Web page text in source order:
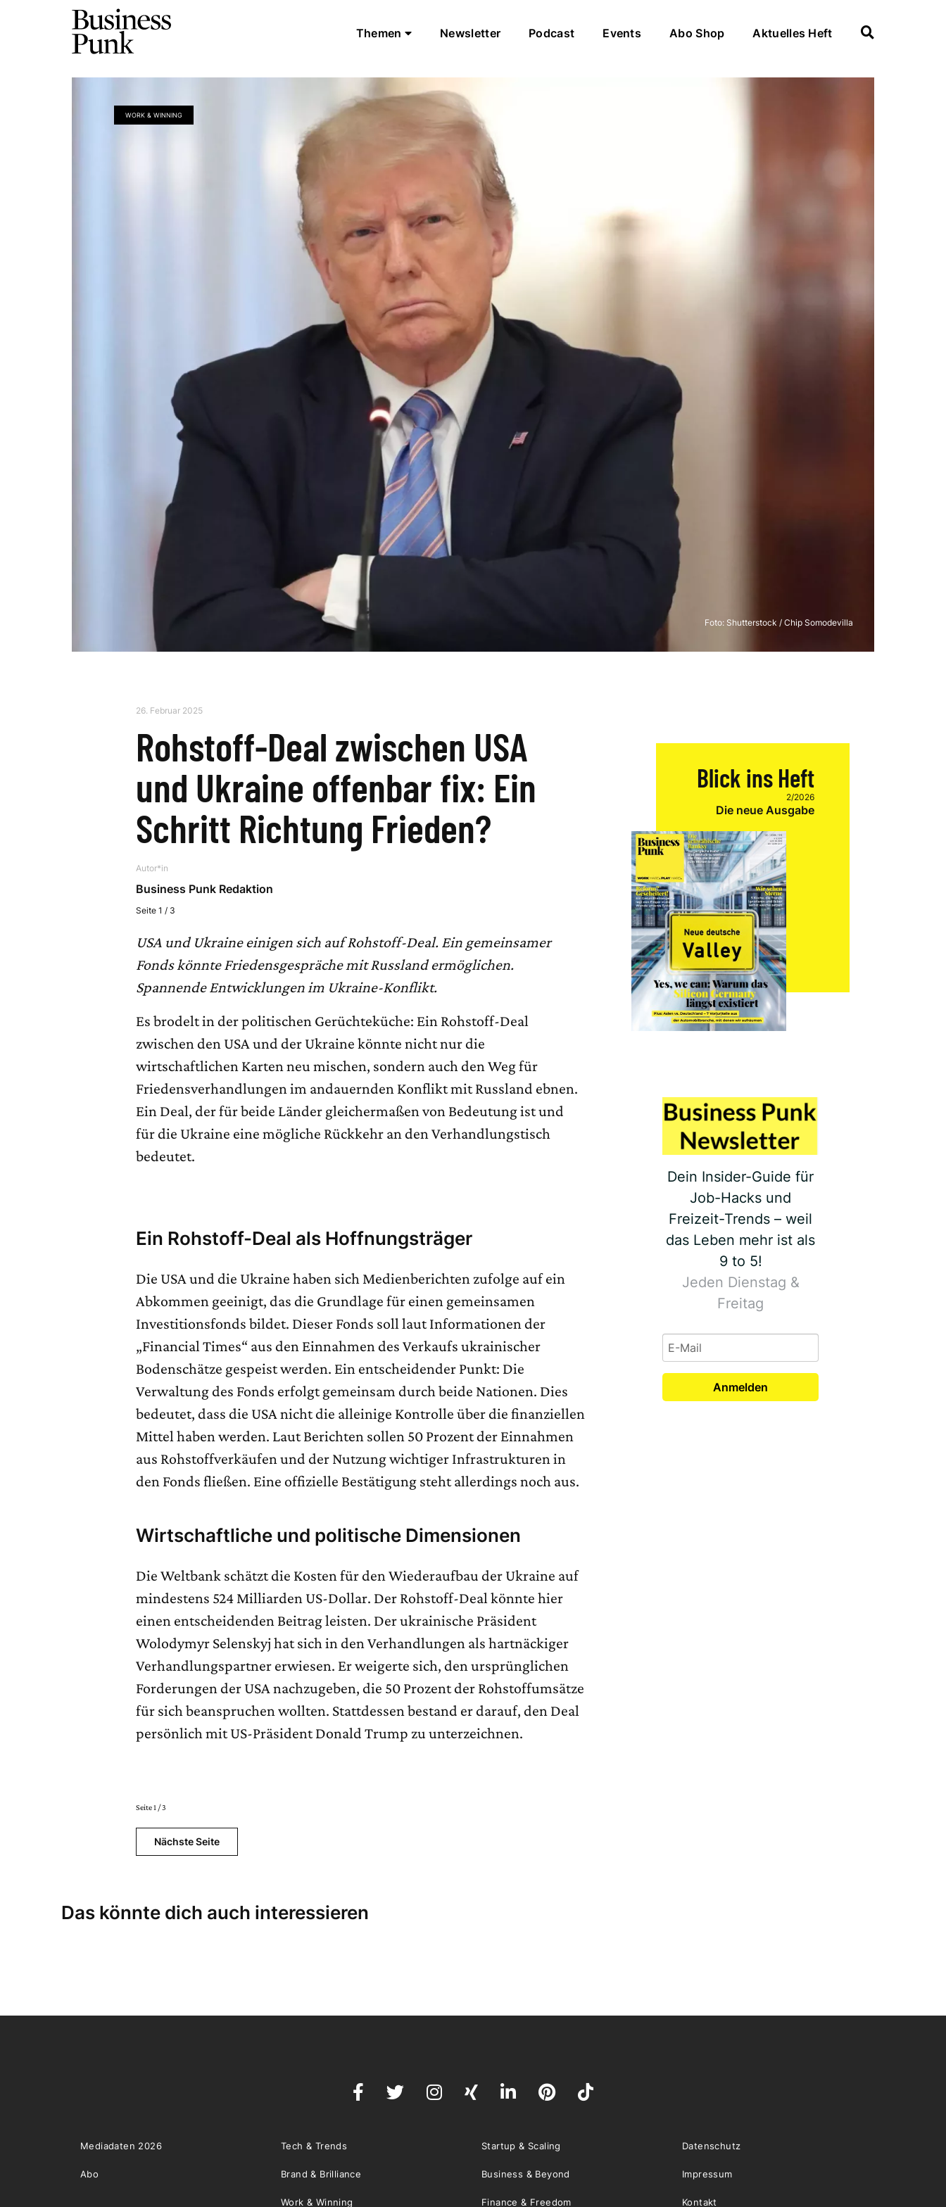
Themen Newsletter Podcast Events Abo Shop Aktuelles Heft
WORK & WINNING
Foto: Shutterstock / Chip Somodevilla
26. Februar 2025
Rohstoff-Deal zwischen USA
und Ukraine offenbar fix: Ein
Schritt Richtung Frieden?
Autor*in
Business Punk Redaktion
Seite 1 / 3
USA und Ukraine einigen sich auf Rohstoff-Deal. Ein gemeinsamer
Fonds könnte Friedensgespräche mit Russland ermöglichen.
Spannende Entwicklungen im Ukraine-Konflikt.
Es brodelt in der politischen Gerüchteküche: Ein Rohstoff-Deal
zwischen den USA und der Ukraine könnte nicht nur die
wirtschaftlichen Karten neu mischen, sondern auch den Weg für
Friedensverhandlungen im andauernden Konflikt mit Russland ebnen.
Ein Deal, der für beide Länder gleichermaßen von Bedeutung ist und
für die Ukraine eine mögliche Rückkehr an den Verhandlungstisch
bedeutet.
Ein Rohstoff-Deal als Hoffnungsträger
Die USA und die Ukraine haben sich Medienberichten zufolge auf ein
Abkommen geeinigt, das die Grundlage für einen gemeinsamen
Investitionsfonds bildet. Dieser Fonds soll laut Informationen der
„Financial Times“ aus den Einnahmen des Verkaufs ukrainischer
Bodenschätze gespeist werden. Ein entscheidender Punkt: Die
Verwaltung des Fonds erfolgt gemeinsam durch beide Nationen. Dies
bedeutet, dass die USA nicht die alleinige Kontrolle über die finanziellen
Mittel haben werden. Laut Berichten sollen 50 Prozent der Einnahmen
aus Rohstoffverkäufen und der Nutzung wichtiger Infrastrukturen in
den Fonds fließen. Eine offizielle Bestätigung steht allerdings noch aus.
Wirtschaftliche und politische Dimensionen
Die Weltbank schätzt die Kosten für den Wiederaufbau der Ukraine auf
mindestens 524 Milliarden US-Dollar. Der Rohstoff-Deal könnte hier
einen entscheidenden Beitrag leisten. Der ukrainische Präsident
Wolodymyr Selenskyj hat sich in den Verhandlungen als hartnäckiger
Verhandlungspartner erwiesen. Er weigerte sich, den ursprünglichen
Forderungen der USA nachzugeben, die 50 Prozent der Rohstoffumsätze
für sich beanspruchen wollten. Stattdessen bestand er darauf, den Deal
persönlich mit US-Präsident Donald Trump zu unterzeichnen.
Seite 1 / 3
Nächste Seite
Das könnte dich auch interessieren
Blick ins Heft
2/2026
Die neue Ausgabe
Dein Insider-Guide für
Job-Hacks und
Freizeit-Trends – weil
das Leben mehr ist als
9 to 5!
Jeden Dienstag &
Freitag
Anmelden
Mediadaten 2026
Abo
Tech & Trends Startup & Scaling
Brand & Brilliance Business & Beyond
Work & Winning Finance & Freedom
Datenschutz
Impressum
Kontakt